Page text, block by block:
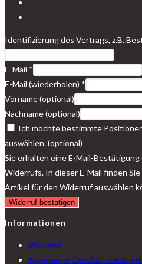
Identifizierung des Vertrags, z.B.
E-Mail *
E-Mail (wiederholen) *
Vorname(optional)
Nachname(optional)
Ich möchte bestimmte
auswählen.(optional)
Sie erhalten eine E-Mail-Bestätigung
Widerrufs. In dieser E-Mail finden
Artikel für den Widerruf auswählen
Widerruf bestätigen
Informationen
Widerruf
Allgemeine